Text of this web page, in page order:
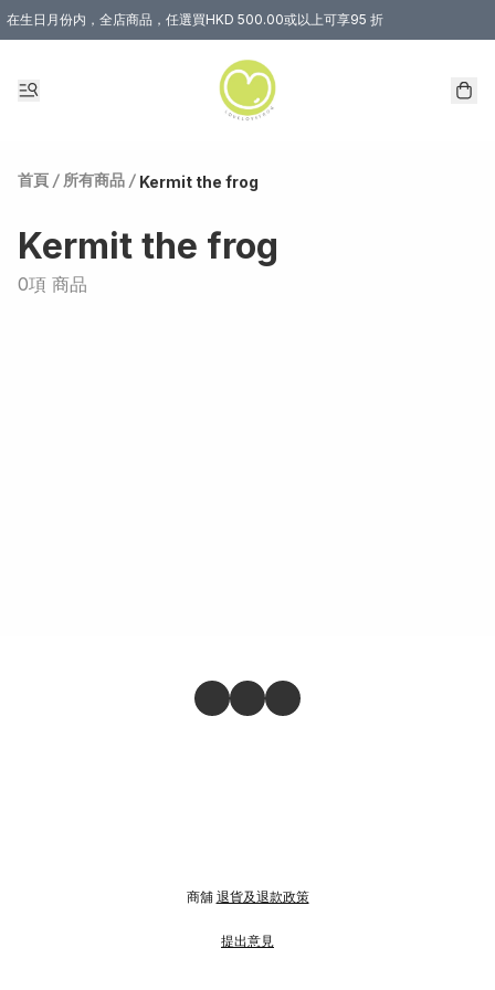
在生日月份内，全店商品，任選買HKD 500.00或以上可享95 折
首頁 / 所有商品 / Kermit the frog
Kermit the frog
0項 商品
商舖 退貨及退款政策
提出意見